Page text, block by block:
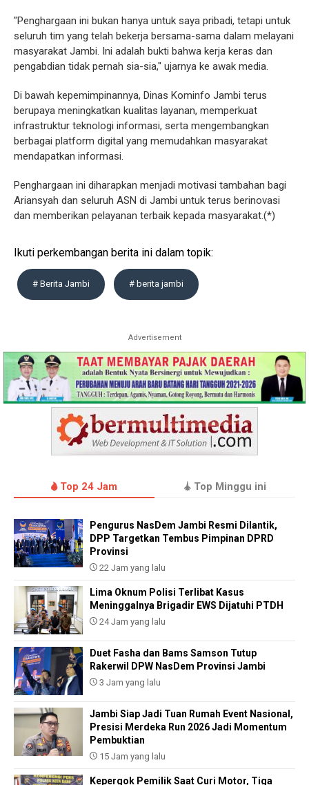
"Penghargaan ini bukan hanya untuk saya pribadi, tetapi untuk
seluruh tim yang telah bekerja bersama-sama dalam melayani
masyarakat Jambi. Ini adalah bukti bahwa kerja keras dan
pengabdian tidak pernah sia-sia," ujarnya ke awak media.
Di bawah kepemimpinannya, Dinas Kominfo Jambi terus
berupaya meningkatkan kualitas layanan, memperkuat
infrastruktur teknologi informasi, serta mengembangkan
berbagai platform digital yang memudahkan masyarakat
mendapatkan informasi.
Penghargaan ini diharapkan menjadi motivasi tambahan bagi
Ariansyah dan seluruh ASN di Jambi untuk terus berinovasi
dan memberikan pelayanan terbaik kepada masyarakat.(*)
Ikuti perkembangan berita ini dalam topik:
# Berita Jambi # berita jambi
Advertisement
Top 24 Jam Top Minggu ini
Pengurus NasDem Jambi Resmi Dilantik,
DPP Targetkan Tembus Pimpinan DPRD
Provinsi
22 Jam yang lalu
Lima Oknum Polisi Terlibat Kasus
Meninggalnya Brigadir EWS Dijatuhi PTDH
24 Jam yang lalu
Duet Fasha dan Bams Samson Tutup
Rakerwil DPW NasDem Provinsi Jambi
3 Jam yang lalu
Jambi Siap Jadi Tuan Rumah Event Nasional,
Presisi Merdeka Run 2026 Jadi Momentum
Pembuktian
15 Jam yang lalu
Kepergok Pemilik Saat Curi Motor, Tiga